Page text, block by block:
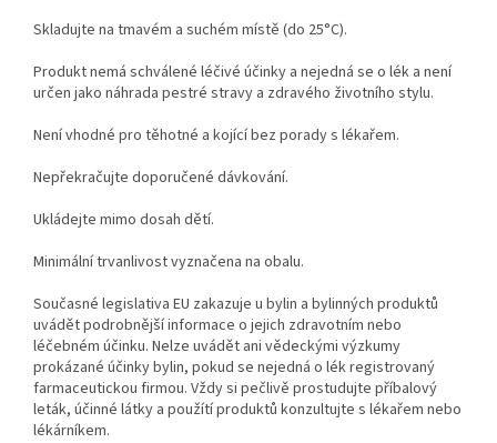
Skladujte na tmavém a suchém místě (do 25°C).
Produkt nemá schválené léčivé účinky a nejedná se o lék a není
určen jako náhrada pestré stravy a zdravého životního stylu.
Není vhodné pro těhotné a kojící bez porady s lékařem.
Nepřekračujte doporučené dávkování.
Ukládejte mimo dosah dětí.
Minimální trvanlivost vyznačena na obalu.
Současné legislativa EU zakazuje u bylin a bylinných produktů
uvádět podrobnější informace o jejich zdravotním nebo
léčebném účinku. Nelze uvádět ani vědeckými výzkumy
prokázané účinky bylin, pokud se nejedná o lék registrovaný
farmaceutickou firmou. Vždy si pečlivě prostudujte příbalový
leták, účinné látky a použítí produktů konzultujte s lékařem nebo
lékárníkem.